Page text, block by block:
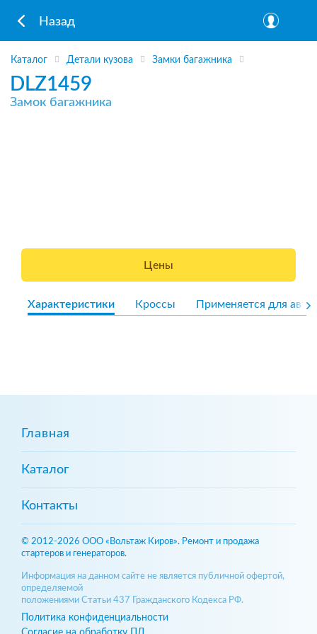
Назад
Каталог Детали кузова Замки багажника
DLZ1459
Замок багажника
Цены
Характеристики Кроссы Применяется для авто
Главная
Каталог
Контакты
© 2012-2026 ООО «Вольтаж Киров». Ремонт и продажа
стартеров и генераторов.
Информация на данном сайте не является публичной офертой,
определяемой
положениями Статьи 437 Гражданского Кодекса РФ.
Политика конфиденциальности